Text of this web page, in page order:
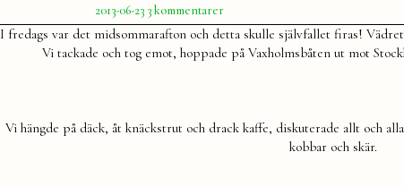
Publicerat
av
Julia
2013-06-23 3 kommentarertill
Midsommarafton
I fredags var det midsommarafton och detta skulle självfallet firas!
Vi tackade och tog emot, hoppade på Vaxholmsbåten ut mot
Vi hängde på däck, åt knäckstrut och drack kaffe, diskuterade allt och
kobbar och skär.